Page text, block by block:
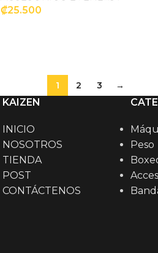
₡25.500
1 2 3 →
KAIZEN
INICIO
NOSOTROS
TIENDA
POST
CONTÁCTENOS
Peso